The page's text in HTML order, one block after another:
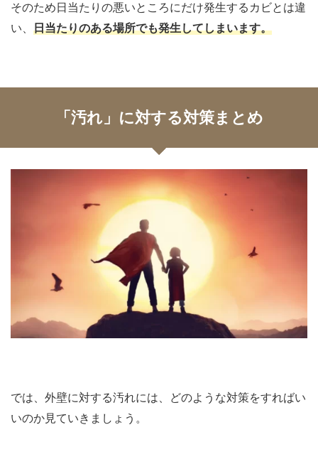
そのため日当たりの悪いところにだけ発生するカビとは違
い、 日当たりのある場所でも発生してしまいます。
「汚れ」に対する対策まとめ
では、外壁に対する汚れには、どのような対策をすればい
いのか見ていきましょう。